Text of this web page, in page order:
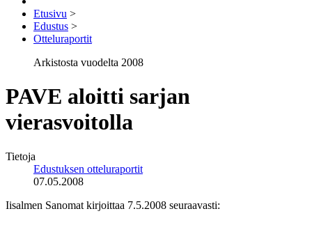
Etusivu >
Edustus >
Otteluraportit
Arkistosta vuodelta 2008
PAVE aloitti sarjan
vierasvoitolla
Tietoja
Edustuksen otteluraportit
07.05.2008
Iisalmen Sanomat kirjoittaa 7.5.2008 seuraavasti: